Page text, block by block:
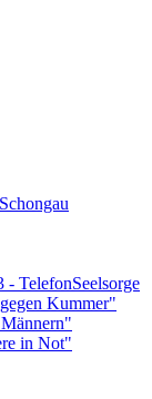
- TelefonSeelsorge
Kummer"
in Not"